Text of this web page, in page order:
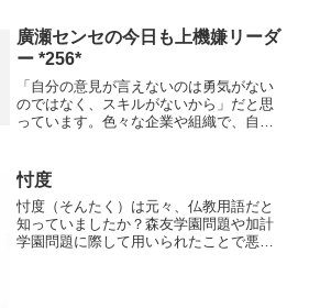
廣瀬センセの今日も上機嫌リーダ
ー *256*
「自分の意見が言えないのは勇気がない
のではなく、スキルがないから」だと思
っています。色々な企業や組織で、自分
様です。そして、そんな自分の人間性や
聞いてくれないと他人のせ...
忖度
忖度（そんたく）は元々、仏教用語だと
知っていましたか？森友学園問題や加計
学園問題に際して用いられたことで悪い